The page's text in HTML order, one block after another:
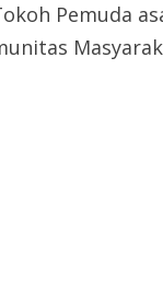
Pemuda